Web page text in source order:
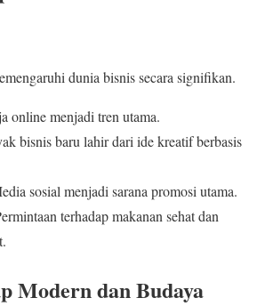
dunia bisnis secara signifikan.
online menjadi tren utama.
bisnis baru lahir dari ide kreatif berbasis
sosial menjadi sarana promosi utama.
terhadap makanan sehat dan
Modern dan Budaya